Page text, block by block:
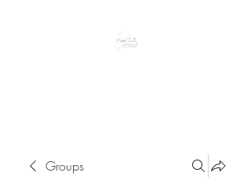
Groups